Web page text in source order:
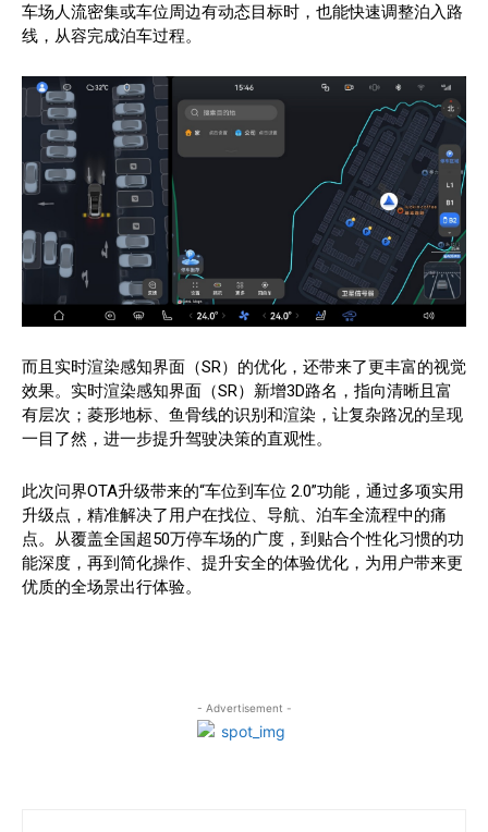
车场人流密集或车位周边有动态目标时，也能快速调整泊入路
线，从容完成泊车过程。
而且实时渲染感知界面（SR）的优化，还带来了更丰富的视觉
效果。实时渲染感知界面（SR）新增3D路名，指向清晰且富
有层次；菱形地标、鱼骨线的识别和渲染，让复杂路况的呈现
一目了然，进一步提升驾驶决策的直观性。
此次问界OTA升级带来的“车位到车位 2.0”功能，通过多项实用
升级点，精准解决了用户在找位、导航、泊车全流程中的痛
点。从覆盖全国超50万停车场的广度，到贴合个性化习惯的功
能深度，再到简化操作、提升安全的体验优化，为用户带来更
优质的全场景出行体验。
- Advertisement -